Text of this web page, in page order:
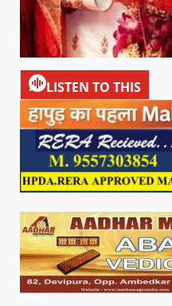
LISTEN TO THIS